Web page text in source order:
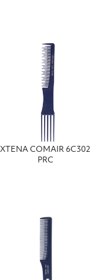
ΧΤΕΝΑ COMAIR 6C302
PRC